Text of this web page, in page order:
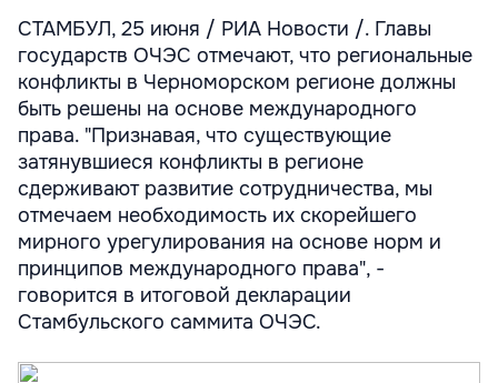
СТАМБУЛ, 25 июня / РИА Новости /. Главы
государств ОЧЭС отмечают, что региональные
конфликты в Черноморском регионе должны
быть решены на основе международного
права. "Признавая, что существующие
затянувшиеся конфликты в регионе
сдерживают развитие сотрудничества, мы
отмечаем необходимость их скорейшего
мирного урегулирования на основе норм и
принципов международного права", -
говорится в итоговой декларации
Стамбульского саммита ОЧЭС.